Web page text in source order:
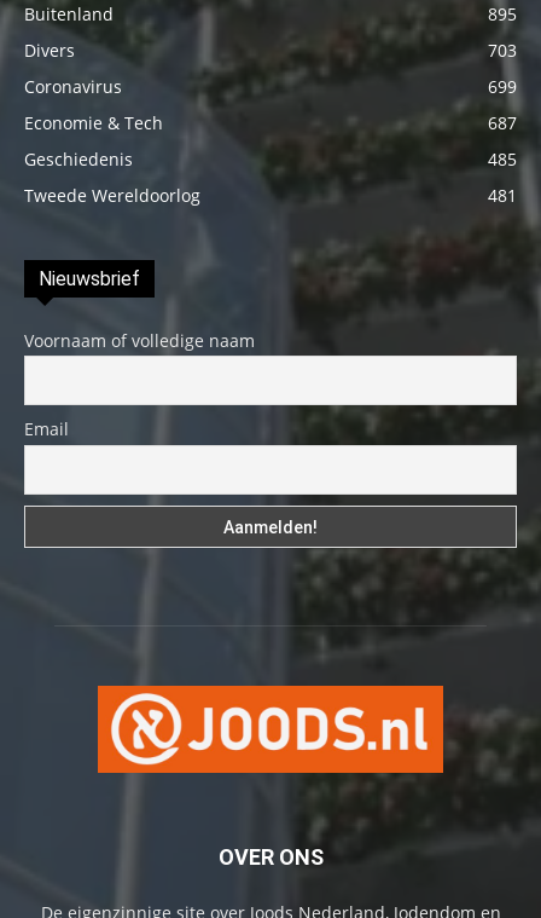
Buitenland
895
Divers
703
Coronavirus
699
Economie & Tech
687
Geschiedenis
485
Tweede Wereldoorlog
481
Nieuwsbrief
Voornaam of volledige naam
Email
OVER ONS
De eigenzinnige site over Joods Nederland, Jodendom en